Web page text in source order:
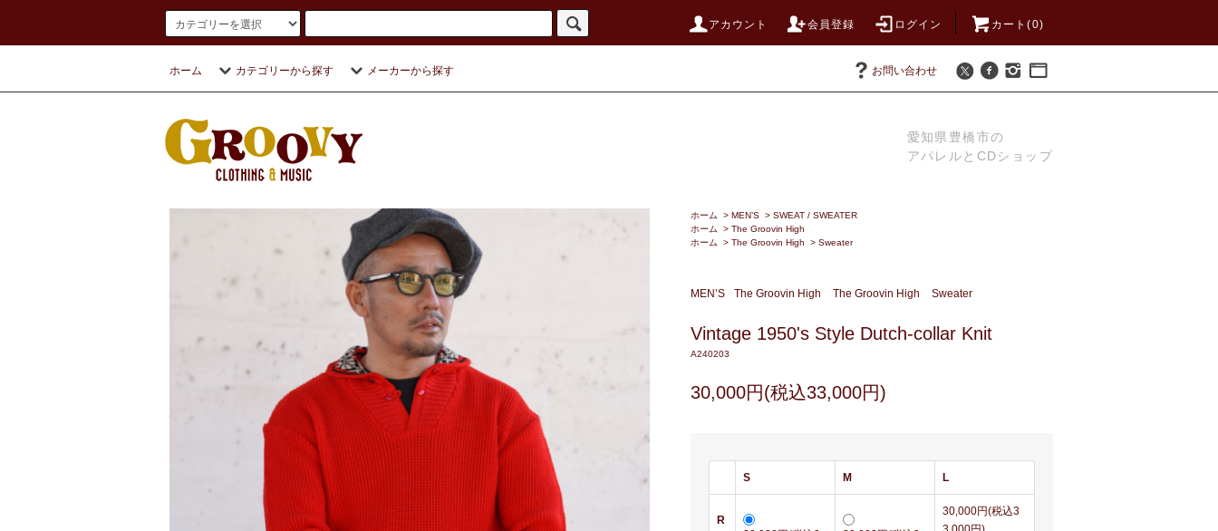
アカウント 会員登録 ログイン カート(0)
ホーム カテゴリーから探す メーカーから探す お問い合わせ
愛知県豊橋市の
アパレルとCDショップ
ホーム > MEN’S > SWEAT / SWEATER
ホーム
> The Groovin High
ホーム
> The Groovin High > Sweater
MEN’S The Groovin High The Groovin High Sweater
Vintage 1950's Style Dutch-collar Knit
A240203
30,000円(税込33,000円)
S M L
R
30,000円(税込3